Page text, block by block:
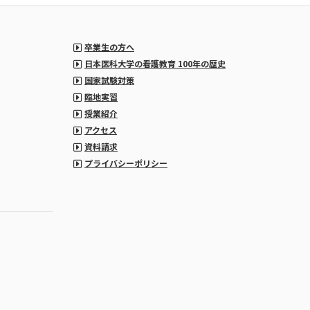
卒業生の方へ
日本医科大学の看護教育 100年の歴史
国家試験対策
臨地実習
授業紹介
アクセス
資料請求
プライバシーポリシー